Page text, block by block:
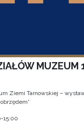
MUZEUM
Ziemi Tarnowskiej –
15:00